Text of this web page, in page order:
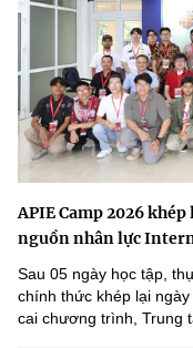
APIE Camp 2026
nguồn nhân lực
Sau 05 ngày học tập,
chính thức khép lại
cai chương trình, Trung